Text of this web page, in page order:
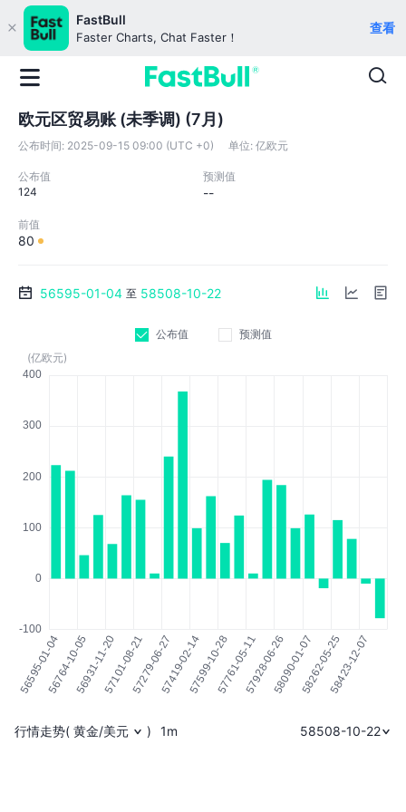
FastBull
Faster Charts, Chat Faster！
查看
欧元区贸易账 (未季调) (7月)
公布时间: 2025-09-15 09:00 (UTC +0) 单位: 亿欧元
公布值
124
预测值
--
前值
80
56595-01-04 至 58508-10-22
公布值
预测值
(亿欧元)
行情走势( 黄金/美元 ) 1m 58508-10-22